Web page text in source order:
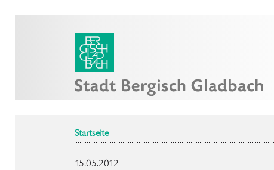
Startseite
15.05.2012